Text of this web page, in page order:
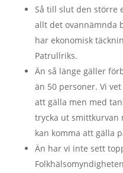
Så till slut den större
allt det ovannämnda
har ekonomisk
Patrullriks.
Än så länge gäller
än 50 personer. Vi
att gälla men med
trycka ut smittkurvan
kan komma att gälla
Än har vi inte sett